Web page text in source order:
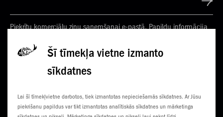
Šī tīmekļa vietne izmanto
sīkdatnes
Lai šī tīmekļvietne darbotos, tiek izmantotas nepieciešamās sīkdatnes. Ar Jūsu
piekrišanu papildus var tikt izmantotas analītiskās sīkdatnes un mārketinga
Piekrītu komerciālu ziņu saņemšanai e-pastā. Papildu informācija
KLIENTU CENTRI
ČEMPIONĀTS